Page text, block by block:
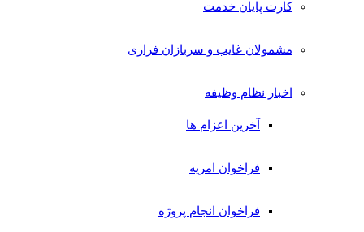
کارت پایان خدمت
مشمولان غایب و سربازان فراری
اخبار نظام وظیفه
آخرین اعزام ها
فراخوان امریه
فراخوان انجام پروژه